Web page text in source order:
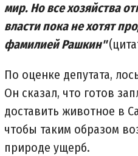
мир. Но все хозяйства
власти пока не хотят
фамилией Рашкин"
По оценке депутата,
Он сказал, что готов
доставить животное в
чтобы таким образом
природе ущерб.